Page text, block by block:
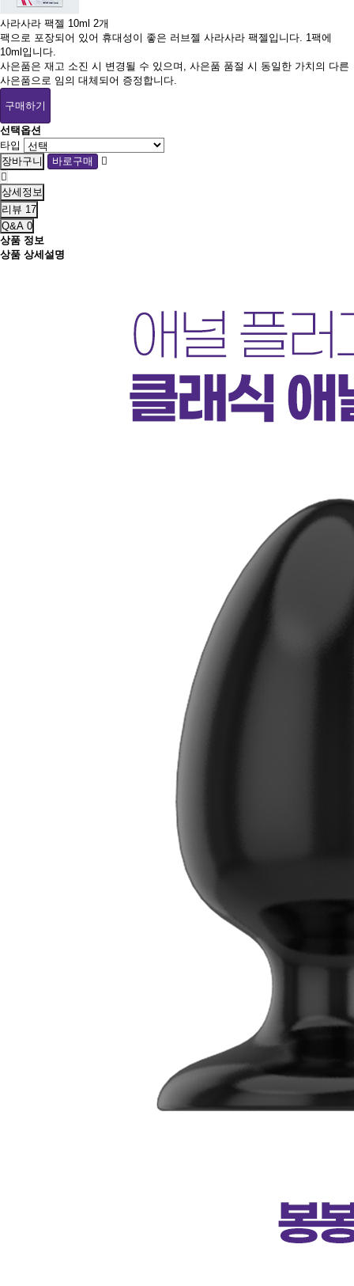
사라사라 팩젤 10ml 2개
팩으로 포장되어 있어 휴대성이 좋은 러브젤 사라사라 팩젤입니다. 1팩에
10ml입니다.
사은품은 재고 소진 시 변경될 수 있으며, 사은품 품절 시 동일한 가치의 다른
사은품으로 임의 대체되어 증정합니다.
구매하기
선택옵션
타입
상세정보
리뷰 17
Q&A 0
상품 정보
상품 상세설명